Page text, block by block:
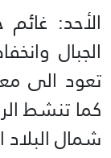
الأحد:
الجبال
تعود الى
كما تنشط
شمال البلاد